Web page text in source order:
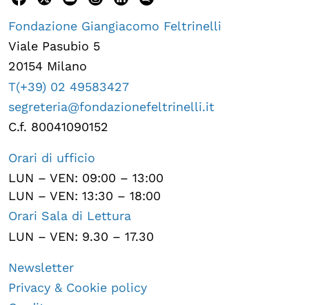
Fondazione Giangiacomo Feltrinelli
Viale Pasubio 5
20154 Milano
T(+39) 02 49583427
segreteria@fondazionefeltrinelli.it
C.f. 80041090152
Orari di ufficio
LUN – VEN: 09:00 – 13:00
LUN – VEN: 13:30 – 18:00
Orari Sala di Lettura
LUN – VEN: 9.30 – 17.30
Newsletter
Privacy & Cookie policy